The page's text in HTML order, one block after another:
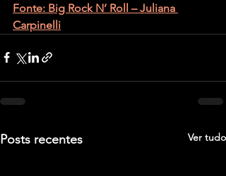
Fonte: Big Rock N’ Roll – Juliana
Carpinelli
Posts recentes Ver tudo